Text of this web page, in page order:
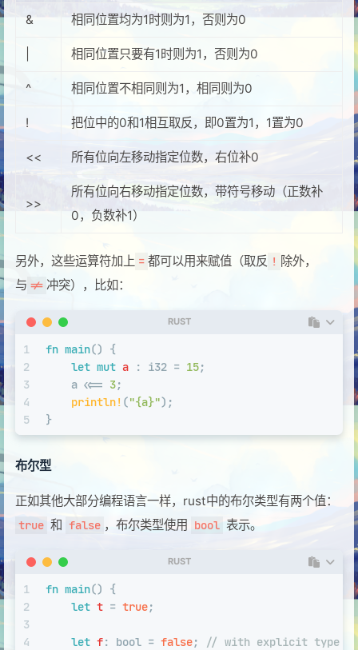
& 相同位置均为1时则为1，否则为0
相同位置只要有1时则为1，否则为0
^ 相同位置不相同则为1，相同则为0
! 把位中的0和1相互取反，即0置为1，1置为0
<< 所有位向左移动指定位数，右位补0
>>
所有位向右移动指定位数，带符号移动（正数补
0，负数补1）
另外，这些运算符加上 = 都可以用来赋值（取反 ! 除外，
与 != 冲突），比如：
RUST
1
2
3
4
5
fn main() {
let mut a : i32 = 15;
    a <<=
3;
println! ("{a}");
}
布尔型
正如其他大部分编程语言一样，rust中的布尔类型有两个值：
true 和 false ，布尔类型使用 bool 表示。
RUST
1
2
3
4
fn main() {
let t = true;
let f: bool = false;
// with explicit type